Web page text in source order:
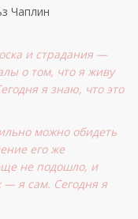
Чаплин
и страдания —
о том, что я живу
я знаю, что это
можно обидеть
его же
не подошло, и
— я сам. Сегодня я